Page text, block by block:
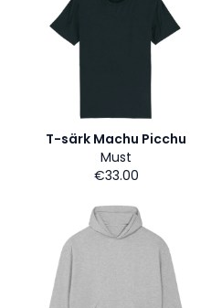
T-särk Machu Picchu
Must
€33.00